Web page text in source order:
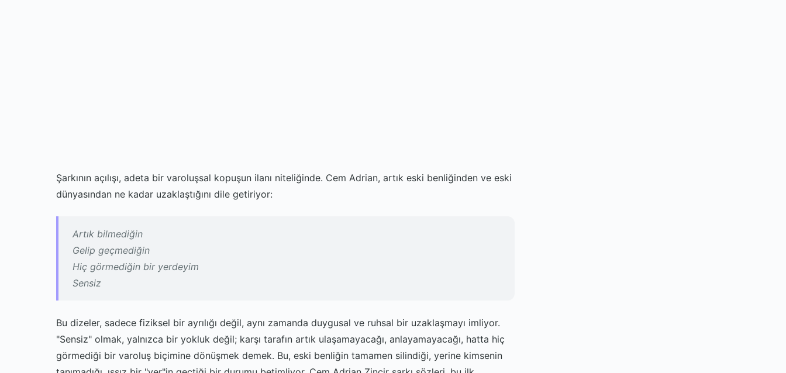
Şarkının açılışı, adeta bir varoluşsal kopuşun ilanı niteliğinde. Cem Adrian, artık eski benliğinden ve eski
dünyasından ne kadar uzaklaştığını dile getiriyor:
Artık bilmediğin
Gelip geçmediğin
Hiç görmediğin bir yerdeyim
Sensiz
Bu dizeler, sadece fiziksel bir ayrılığı değil, aynı zamanda duygusal ve ruhsal bir uzaklaşmayı imliyor.
"Sensiz" olmak, yalnızca bir yokluk değil; karşı tarafın artık ulaşamayacağı, anlayamayacağı, hatta hiç
görmediği bir varoluş biçimine dönüşmek demek. Bu, eski benliğin tamamen silindiği, yerine kimsenin